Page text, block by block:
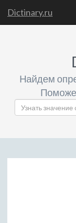
Dictinary.ru
Найдем